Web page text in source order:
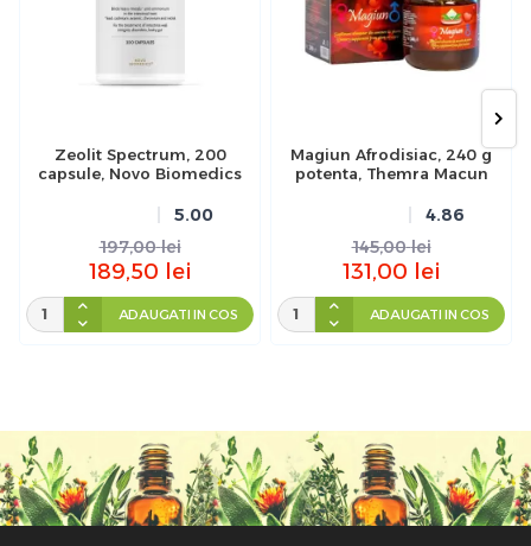
Zeolit Spectrum, 200
capsule, Novo Biomedics
5.00
197,00 lei
189,50 lei
ADAUGATI IN COS
Magiun Afrodisiac, 240 g
potenta, Themra Macun
4.86
145,00 lei
131,00 lei
ADAUGATI IN COS